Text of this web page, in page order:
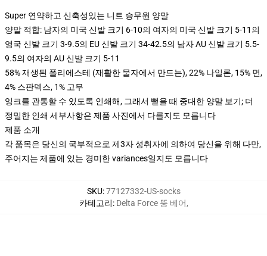
Super 연약하고 신축성있는 니트 승무원 양말
양말 적합: 남자의 미국 신발 크기 6-10의 여자의 미국 신발 크기 5-11의
영국 신발 크기 3-9.5의 EU 신발 크기 34-42.5의 남자 AU 신발 크기 5.5-
9.5의 여자의 AU 신발 크기 5-11
58% 재생된 폴리에스테 (재활한 물자에서 만드는), 22% 나일론, 15% 면,
4% 스판덱스, 1% 고무
잉크를 관통할 수 있도록 인쇄해, 그래서 뻗을 때 중대한 양말 보기; 더
정밀한 인쇄 세부사항은 제품 사진에서 다를지도 모릅니다
제품 소개
각 품목은 당신의 국부적으로 제3자 성취자에 의하여 당신을 위해 다만,
주어지는 제품에 있는 경미한 variances일지도 모릅니다
SKU:77127332-US-socks
카테고리: Delta Force 뚱 베어,